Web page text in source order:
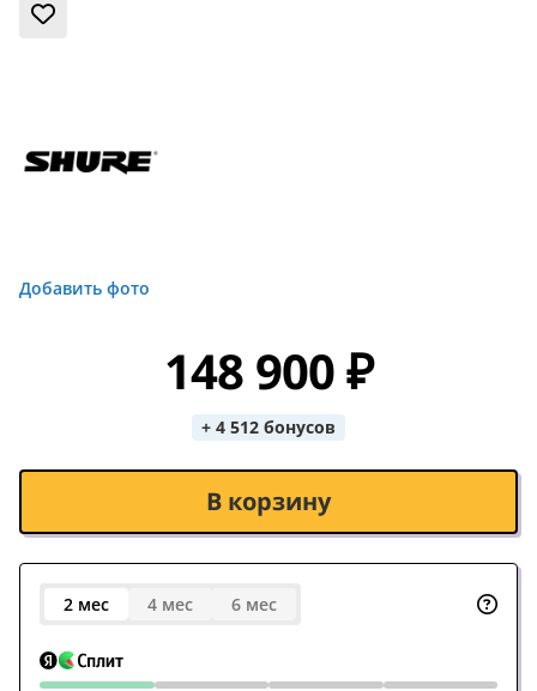
Добавить фото
148 900 ₽
+ 4 512 бонусов
В корзину
2 мес 4 мес 6 мес